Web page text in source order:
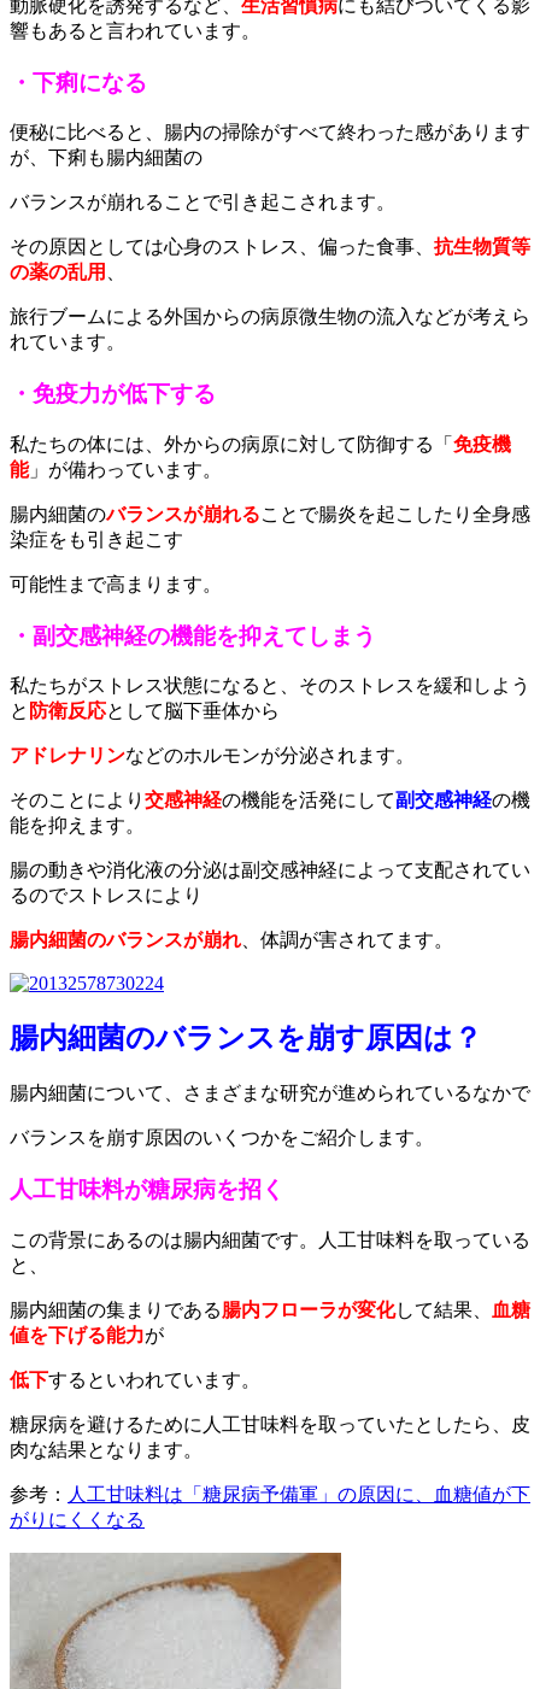
動脈硬化を誘発するなど、 生活習慣病にも結びついてくる影
響もあると言われています。
・下痢になる
便秘に比べると、腸内の掃除がすべて終わった感があります
が、下痢も腸内細菌の
バランスが崩れることで引き起こされます。
その原因としては心身のストレス、偏った食事、 抗生物質等
の薬の乱用
旅行ブームによる外国からの病原微生物の流入などが考えら
れています。
・免疫力が低下する
私たちの体には、外からの病原に対して防御する「 免疫機
能」が備わっています。
腸内細菌のバランスが崩れることで腸炎を起こしたり全身感
染症をも引き起こす
可能性まで高まります。
・副交感神経の機能を抑えてしまう
私たちがストレス状態になると、そのストレスを緩和しよう
と 防衛反応として脳下垂体から
アドレナリンなどのホルモンが分泌されます。
そのことにより 交感神経の機能を活発にして副交感神経の機
能を抑えます。
腸の動きや消化液の分泌は副交感神経によって支配されてい
るのでストレスにより
腸内細菌のバランスが崩れ 、体調が害されてます。
腸内細菌のバランスを崩す原因は？
腸内細菌について、さまざまな研究が進められているなかで
バランスを崩す原因のいくつかをご紹介します。
人工甘味料が糖尿病を招く
この背景にあるのは腸内細菌です。人工甘味料を取っている
と、
腸内細菌の集まりである腸内フローラが変化して結果、
血糖
値を下げる能力が
低下するといわれています。
糖尿病を避けるために人工甘味料を取っていたとしたら、皮
肉な結果となります。
参考： 人工甘味料は「糖尿病予備軍」の原因に、血糖値が下
がりにくくなる